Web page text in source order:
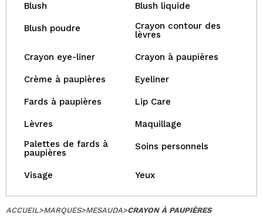
Blush Blush liquide
Blush poudre
Crayon contour des
lèvres
Crayon eye-liner Crayon à paupières
Crème à paupières Eyeliner
Fards à paupières Lip Care
Lèvres
Maquillage
Palettes de fards à
paupières
Soins personnels
Visage Yeux
ACCUEIL>MARQUES>MESAUDA>CRAYON À PAUPIÈRES